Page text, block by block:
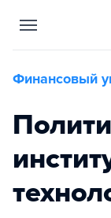
Финансовый